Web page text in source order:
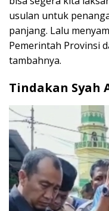
usulan untuk
panjang. Lalu
Pemerintah Provinsi
tambahnya.
Tindakan Syah